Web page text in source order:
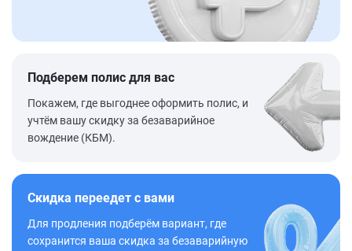
Подберем полис для вас
Покажем, где выгоднее оформить полис, и
учтём вашу скидку за безаварийное
вождение (КБМ).
Скидка переедет с вами
Для продления подберём вариант, где
сохранится ваша скидка за безаварийную